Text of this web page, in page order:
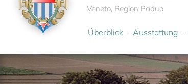
Veneto, Region Padua
Überblick Ausstattung